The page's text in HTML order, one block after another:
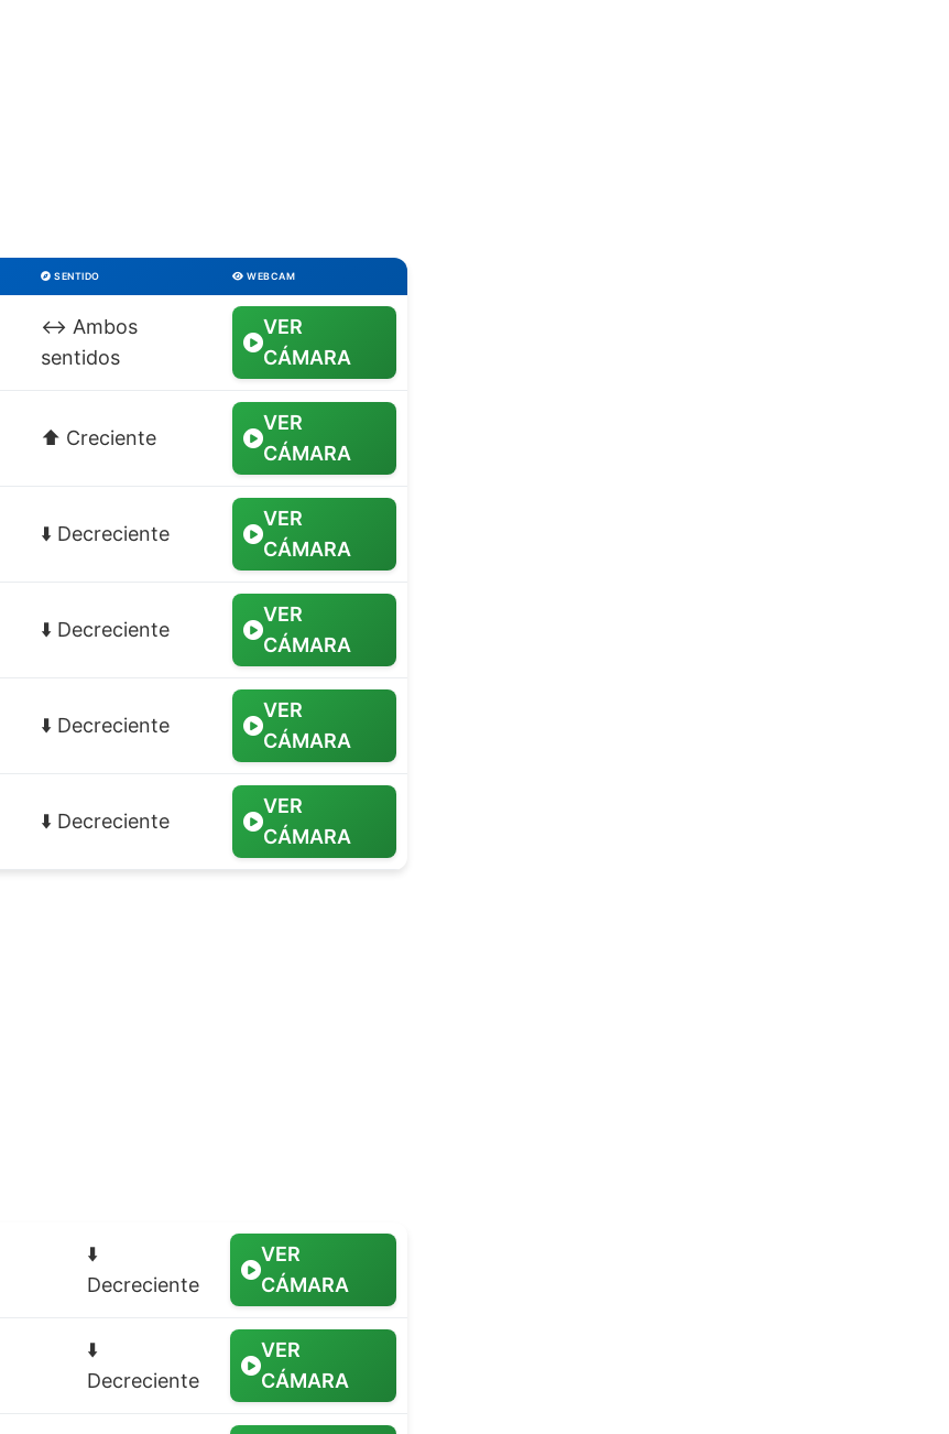
SENTIDO WEBCAM
↔️ Ambos
sentidos
VER
CÁMARA
⬆️ Creciente
VER
CÁMARA
⬇️ Decreciente
VER
CÁMARA
⬇️ Decreciente
VER
CÁMARA
⬇️ Decreciente
VER
CÁMARA
⬇️ Decreciente
VER
CÁMARA
⬇️
Decreciente
VER
CÁMARA
⬇️
Decreciente
VER
CÁMARA